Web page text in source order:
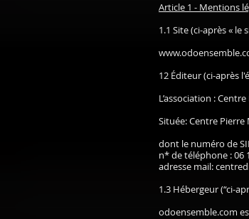
Article 1 - Mentions
1.1 Site (ci-après « le
12 Éditeur (ci-après
L’association :
Située: Centre Pierre
dont le numéro de
n* de téléphone : 06
adresse mail:
1.3 Hébergeur (“ci-
odoensemble.com